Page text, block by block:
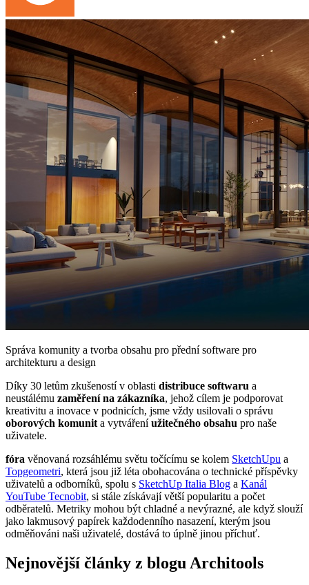
Správa komunity a tvorba obsahu pro přední software pro
architekturu a design
Díky 30 letům zkušeností v oblasti distribuce softwaru a
neustálému zaměření na zákazníka, jehož cílem je podporovat
kreativitu a inovace v podnicích, jsme vždy usilovali o správu
oborových komunit a vytvářeníužitečného obsahu pro naše
uživatele.
fóra věnovaná rozsáhlému světu točícímu se kolem SketchUpu a
Topgeometri, která jsou již léta obohacována o technické příspěvky
uživatelů a odborníků, spolu s SketchUp Italia Blog a Kanál
YouTube Tecnobit, si stále získávají větší popularitu a počet
odběratelů. Metriky mohou být chladné a nevýrazné, ale když slouží
jako lakmusový papírek každodenního nasazení, kterým jsou
odměňováni naši uživatelé, dostává to úplně jinou příchuť.
Nejnovější články z blogu Architools